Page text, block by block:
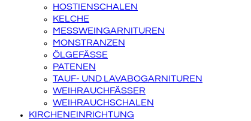
HOSTIENSCHALEN
KELCHE
MESSWEINGARNITUREN
MONSTRANZEN
ÖLGEFÄSSE
PATENEN
TAUF- UND LAVABOGARNITUREN
WEIHRAUCHFÄSSER
WEIHRAUCHSCHALEN
KIRCHENEINRICHTUNG